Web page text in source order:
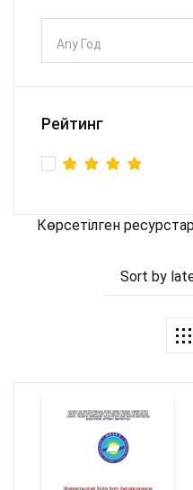
Көрсетілген
Sort by
Any Год
Рейтинг